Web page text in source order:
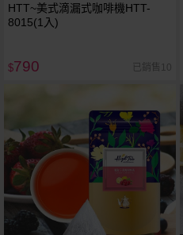
HTT~美式滴漏式咖啡機HTT-
8015(1入)
$790 已銷售10